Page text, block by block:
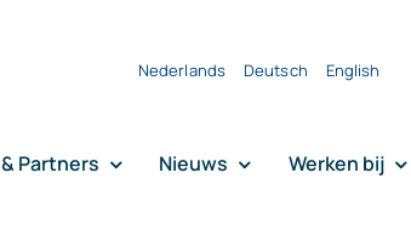
Nederlands Deutsch English
Partners Nieuws Werken bij